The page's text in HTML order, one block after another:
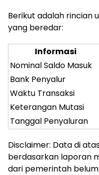
Berikut adalah rincian
yang beredar:
Informasi
Nominal Saldo Masuk
Bank Penyalur
Waktu Transaksi
Keterangan Mutasi
Tanggal Penyaluran
Disclaimer: Data di
berdasarkan laporan
dari pemerintah